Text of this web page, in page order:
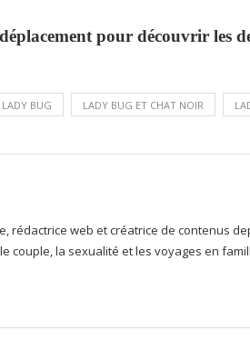
pour découvrir les
LADY BUG LADY BUG ET CHAT NOIR
rédactrice web et créatrice de contenus
couple, la sexualité et les voyages en